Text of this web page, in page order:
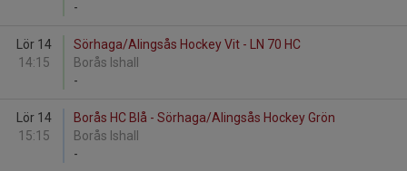
-
Lör 14
14:15
Sörhaga/Alingsås Hockey Vit - LN 70 HC
Borås Ishall
-
Lör 14
15:15
Borås HC Blå - Sörhaga/Alingsås Hockey Grön
Borås Ishall
-